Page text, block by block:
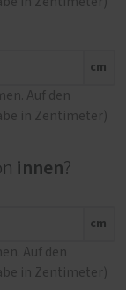
cm
Auf den
in Zentimeter)
innen?
cm
Auf den
in Zentimeter)